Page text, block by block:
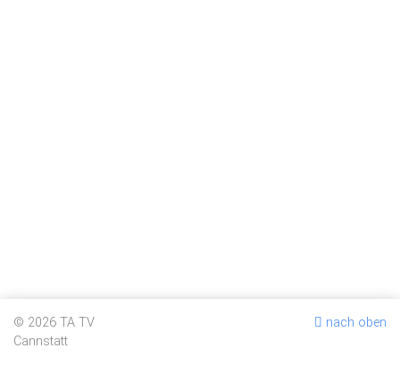
© 2026 TA TV
Cannstatt
nach oben